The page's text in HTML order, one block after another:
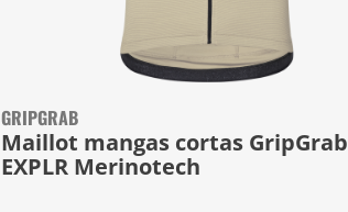
GRIPGRAB
Maillot mangas cortas GripGrab
EXPLR Merinotech